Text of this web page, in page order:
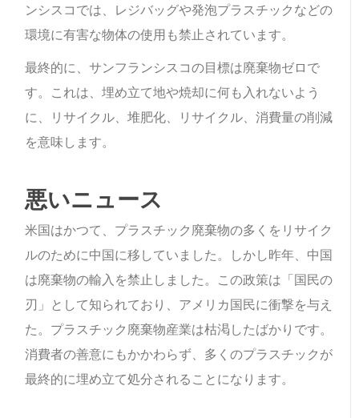
ンシスコでは、レジバッグや発泡プラスチックなどの
環境に有害な物体の使用も禁止されています。
最終的に、サンフランシスコの目標は廃棄物ゼロで
す。これは、埋め立て地や焼却に何も入れないよう
に、リサイクル、堆肥化、リサイクル、消費量の削減
を意味します。
悪いニュース
米国はかつて、プラスチック廃棄物の多くをリサイク
ルのために中国に移していました。しかし昨年、中国
は廃棄物の輸入を禁止しました。この政策は「国民の
刃」として知られており、アメリカ国民に衝撃を与え
た。プラスチック廃棄物産業は枯渇したばかりです。
消費者の善意にもかかわらず、多くのプラスチックが
最終的に埋め立て処分されることになります。